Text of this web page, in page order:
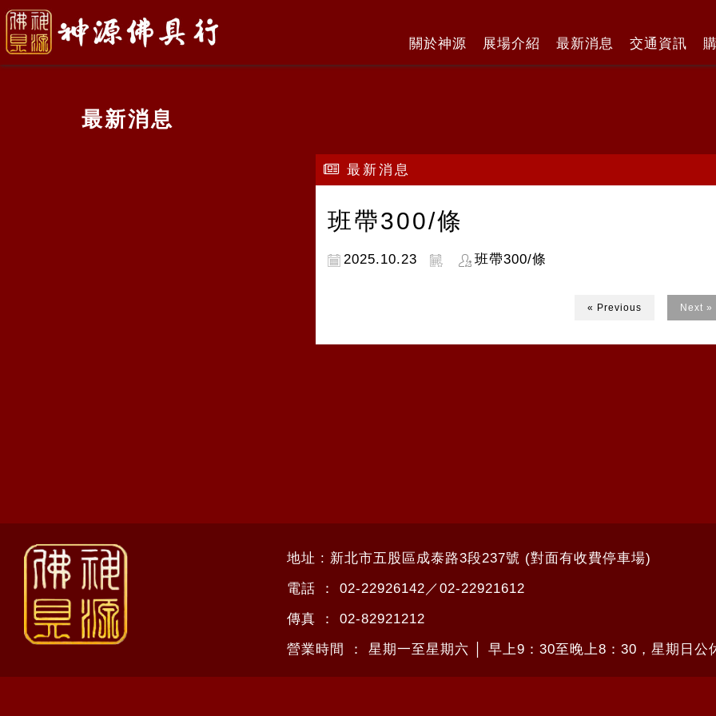
關於神源 展場介紹 最新消息 交通資訊
最新消息
最新消息
班帶300/條
2025.10.23 班帶300/條
« Previous Next »
地址 : 新北市五股區成泰路3段237號 (對面有收費停車場)
電話 ： 02-22926142 ／02-22921612
傳真 ： 02-82921212
營業時間 ： 星期一至星期六 │ 早上9：30至晚上8：30，星期日公